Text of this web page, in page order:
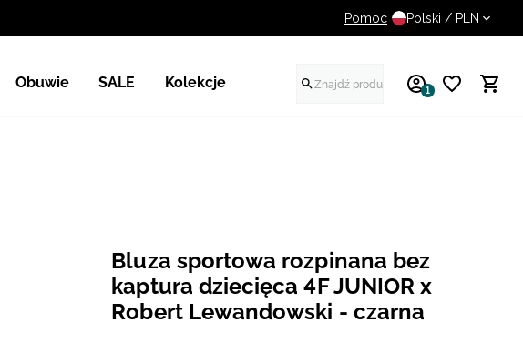
UWAGA NA FAŁSZYWE
Pomoc Polski / PLN
Obuwie SALE Kolekcje 1
Bluza sportowa rozpinana bez
kaptura dziecięca 4F JUNIOR x
Robert Lewandowski - czarna